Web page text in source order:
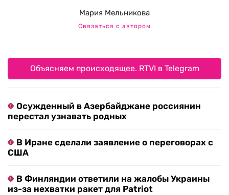
Мария Мельникова
Связаться с автором
Объясняем происходящее. RTVI в Telegram
Осужденный в Азербайджане россиянин
перестал узнавать родных
В Иране сделали заявление о переговорах с
США
В Финляндии ответили на жалобы Украины
из-за нехватки ракет для Patriot